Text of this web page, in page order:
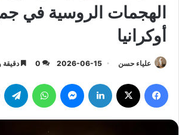
الهجمات الروسية في
أوكرانيا
علياء حسن 2026-06-15
0 دقيقة